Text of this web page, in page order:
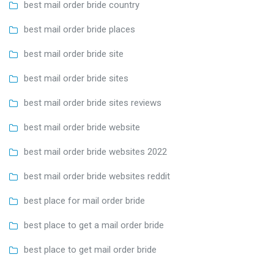
best mail order bride country
best mail order bride places
best mail order bride site
best mail order bride sites
best mail order bride sites reviews
best mail order bride website
best mail order bride websites 2022
best mail order bride websites reddit
best place for mail order bride
best place to get a mail order bride
best place to get mail order bride